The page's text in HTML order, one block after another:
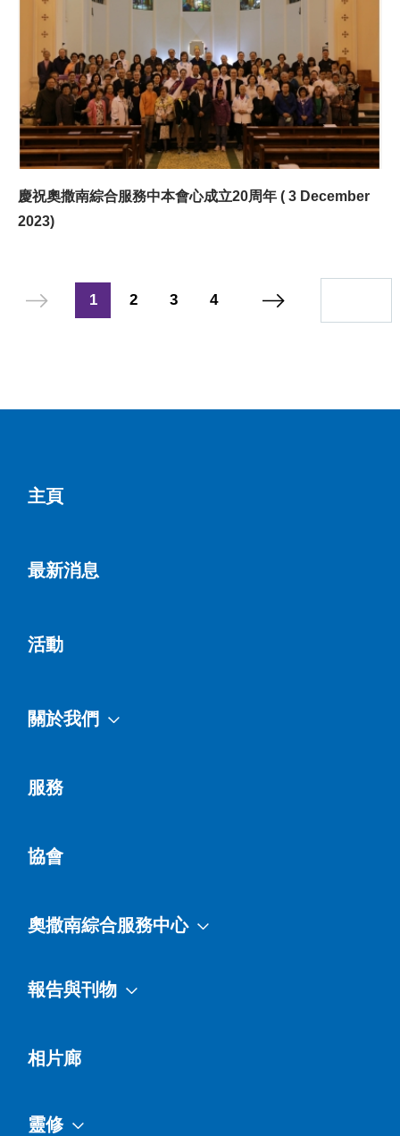
慶祝奧撒南綜合服務中本會心成立20周年 ( 3 December
2023)
1 2 3 4
主頁
最新消息
活動
關於我們
服務
協會
奧撒南綜合服務中心
報告與刊物
相片廊
靈修